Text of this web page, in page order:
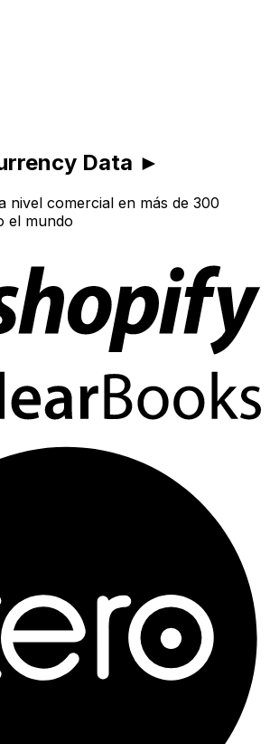
Data ►
nivel comercial en más de 300
el mundo